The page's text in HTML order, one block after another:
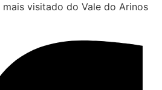
visitado do Vale do Arinos